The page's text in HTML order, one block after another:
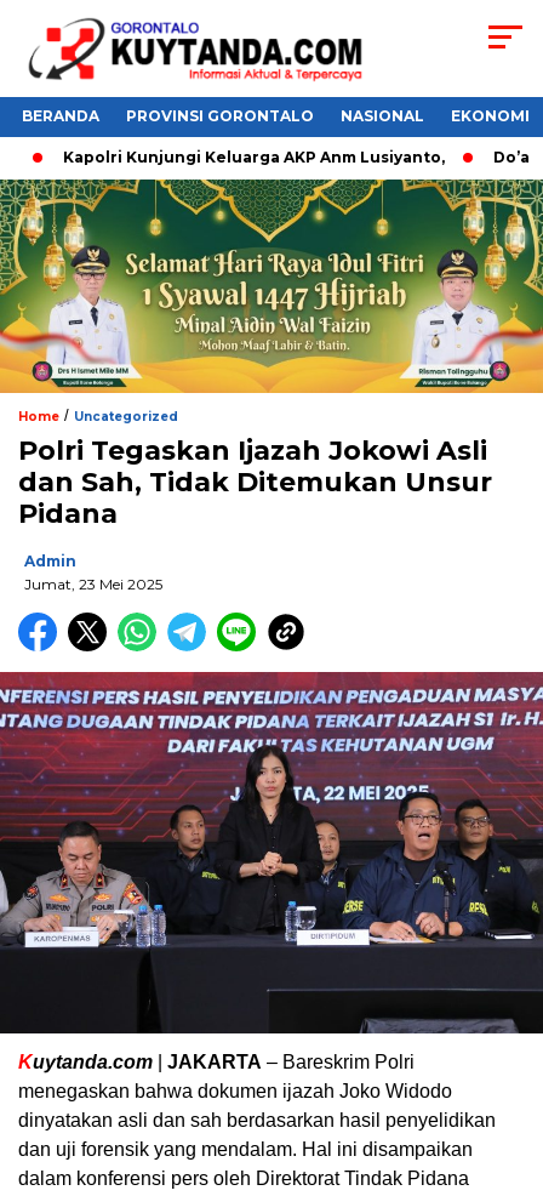
BERANDA PROVINSI GORONTALO NASIONAL EKONOMI
Kapolri Kunjungi Keluarga AKP Anm Lusiyanto, Do’a
Home / Uncategorized
Polri Tegaskan Ijazah Jokowi Asli
dan Sah, Tidak Ditemukan Unsur
Pidana
Admin
Jumat, 23 Mei 2025
Kuytanda.com JAKARTA – Bareskrim Polri
menegaskan bahwa dokumen ijazah Joko Widodo
dinyatakan asli dan sah berdasarkan hasil penyelidikan
dan uji forensik yang mendalam. Hal ini disampaikan
dalam konferensi pers oleh Direktorat Tindak Pidana